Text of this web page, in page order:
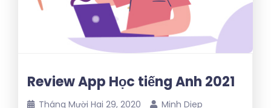
Review App Học tiếng Anh 2021
Tháng Mười Hai 29, 2020 Minh Diep